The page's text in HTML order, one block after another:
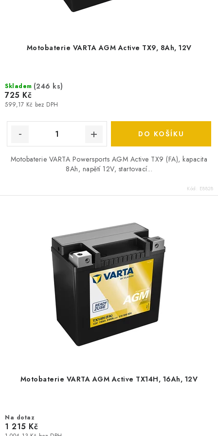
Motobaterie VARTA AGM Active TX9, 8Ah, 12V
Skladem (246 ks)
599,17 Kč bez DPH
725 Kč
DO KOŠÍKU
Motobaterie VARTA Powersports AGM Active TX9 (FA), kapacita
8Ah, napětí 12V, startovací...
Kód: E8828
Motobaterie VARTA AGM Active TX14H, 16Ah, 12V
Na dotaz
1 215 Kč